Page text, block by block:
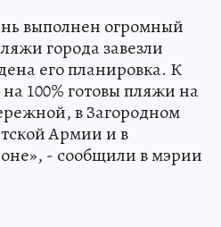
выполнен огромный
города завезли
его планировка. К
100% готовы пляжи на
в Загородном
Армии и в
- сообщили в мэрии